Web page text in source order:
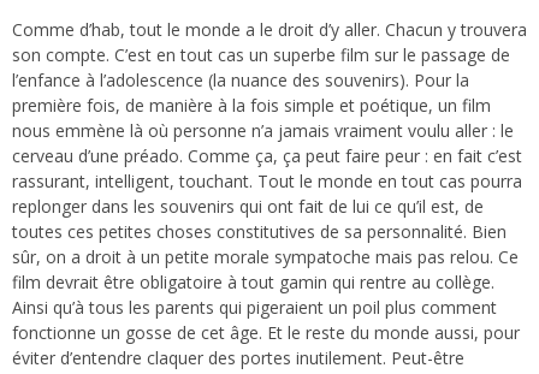
Comme d’hab, tout le monde a le droit d’y aller. Chacun y trouvera
son compte. C’est en tout cas un superbe film sur le passage de
l’enfance à l’adolescence (la nuance des souvenirs). Pour la
première fois, de manière à la fois simple et poétique, un film
nous emmène là où personne n’a jamais vraiment voulu aller : le
cerveau d’une préado. Comme ça, ça peut faire peur : en fait c’est
rassurant, intelligent, touchant. Tout le monde en tout cas pourra
replonger dans les souvenirs qui ont fait de lui ce qu’il est, de
toutes ces petites choses constitutives de sa personnalité. Bien
sûr, on a droit à un petite morale sympatoche mais pas relou. Ce
film devrait être obligatoire à tout gamin qui rentre au collège.
Ainsi qu’à tous les parents qui pigeraient un poil plus comment
fonctionne un gosse de cet âge. Et le reste du monde aussi, pour
éviter d’entendre claquer des portes inutilement. Peut-être